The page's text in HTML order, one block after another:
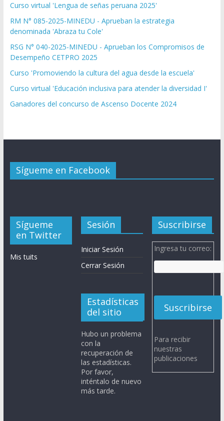
Curso virtual 'Lengua de señas peruana 2025'
RM N° 085-2025-MINEDU - Aprueban la estrategia
denominada 'Abraza tu Cole'
RSG N° 040-2025-MINEDU - Aprueban los Compromisos de
Desempeño CETPRO 2025
Curso 'Promoviendo la cultura del agua desde la escuela'
Curso virtual 'Educación inclusiva para atender la diversidad I'
Ganadores del concurso de Ascenso Docente 2024
Sígueme en Facebook
Sígueme
en Twitter
Mis tuits
Sesión
Iniciar Sesión
Cerrar Sesión
Estadísticas
del sitio
Hubo un problema
con la
recuperación de
las estadísticas.
Por favor,
inténtalo de nuevo
más tarde.
Suscribirse
Ingresa tu correo:
Para recibir
nuestras
publicaciones